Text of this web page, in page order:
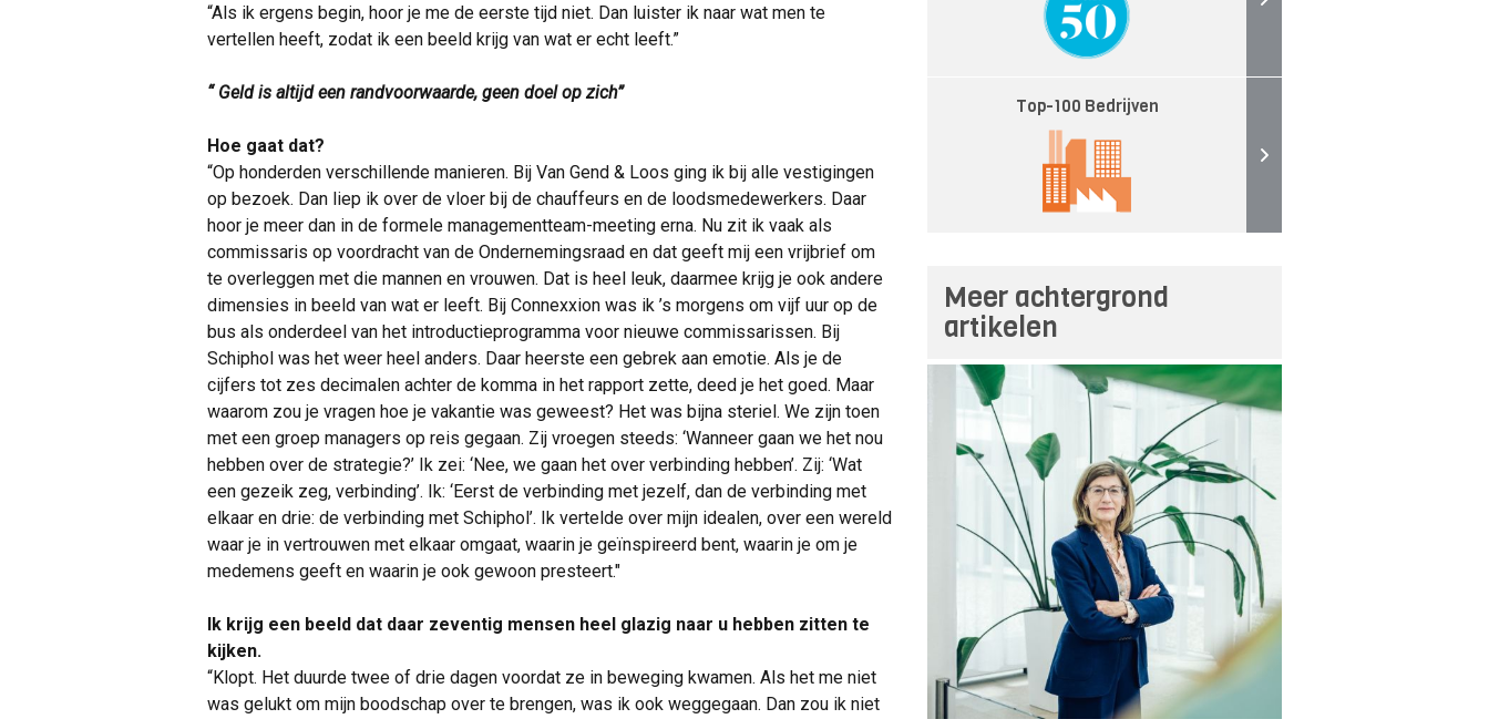
“Als ik ergens begin, hoor je me de eerste tijd niet. Dan luister ik naar wat men te
vertellen heeft, zodat ik een beeld krijg van wat er echt leeft.”
“ Geld is altijd een randvoorwaarde, geen doel op zich”
Hoe gaat dat?
“Op honderden verschillende manieren. Bij Van Gend & Loos ging ik bij alle vestigingen
op bezoek. Dan liep ik over de vloer bij de chauffeurs en de loodsmedewerkers. Daar
hoor je meer dan in de formele managementteam-meeting erna. Nu zit ik vaak als
commissaris op voordracht van de Ondernemingsraad en dat geeft mij een vrijbrief om
te overleggen met die mannen en vrouwen. Dat is heel leuk, daarmee krijg je ook andere
dimensies in beeld van wat er leeft. Bij Connexxion was ik ’s morgens om vijf uur op de
bus als onderdeel van het introductieprogramma voor nieuwe commissarissen. Bij
Schiphol was het weer heel anders. Daar heerste een gebrek aan emotie. Als je de
cijfers tot zes decimalen achter de komma in het rapport zette, deed je het goed. Maar
waarom zou je vragen hoe je vakantie was geweest? Het was bijna steriel. We zijn toen
met een groep managers op reis gegaan. Zij vroegen steeds: ‘Wanneer gaan we het nou
hebben over de strategie?’ Ik zei: ‘Nee, we gaan het over verbinding hebben’. Zij: ‘Wat
een gezeik zeg, verbinding’. Ik: ‘Eerst de verbinding met jezelf, dan de verbinding met
elkaar en drie: de verbinding met Schiphol’. Ik vertelde over mijn idealen, over een wereld
waar je in vertrouwen met elkaar omgaat, waarin je geïnspireerd bent, waarin je om je
medemens geeft en waarin je ook gewoon presteert."
Ik krijg een beeld dat daar zeventig mensen heel glazig naar u hebben zitten te
kijken.
“Klopt. Het duurde twee of drie dagen voordat ze in beweging kwamen. Als het me niet
was gelukt om mijn boodschap over te brengen, was ik ook weggegaan. Dan zou ik niet
Top-100 Bedrijven
Meer achtergrond
artikelen